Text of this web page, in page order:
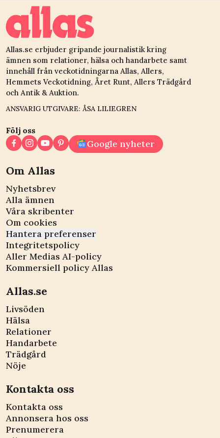
Allas.se erbjuder gripande journalistik kring
ämnen som relationer, hälsa och handarbete samt
innehåll från veckotidningarna Allas, Allers,
Hemmets Veckotidning, Året Runt, Allers Trädgård
och Antik & Auktion.
ANSVARIG UTGIVARE: ÅSA LILIEGREN
Följ oss
Google nyheter
Om Allas
Nyhetsbrev
Alla ämnen
Våra skribenter
Om cookies
Hantera preferenser
Integritetspolicy
Aller Medias AI-policy
Kommersiell policy Allas
Allas.se
Livsöden
Hälsa
Relationer
Handarbete
Trädgård
Nöje
Kontakta oss
Kontakta oss
Annonsera hos oss
Prenumerera